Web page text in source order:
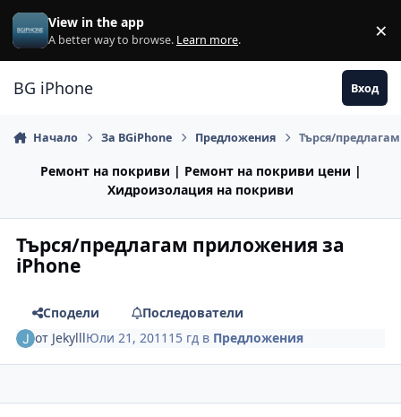
Премини към съдържанието
View in the app
A better way to browse. Learn more. ×
BG iPhone Вход
Начало За BGiPhone Предложения Търся/
Ремонт на покриви | Ремонт на покриви цени |
Хидроизолация на покриви
Търся/предлагам приложения за
iPhone
Сподели
Последователи
от JekylllЮли 21, 2011 15 гд в Предложения